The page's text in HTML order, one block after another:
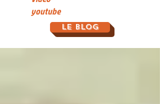
youtube
Le Blog